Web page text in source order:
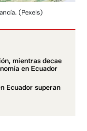
(Pexels)
mientras decae
en Ecuador
Ecuador superan